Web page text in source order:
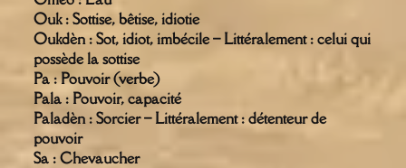
Ouk : Sottise, bêtise, idiotie
Oukdèn : Sot, idiot, imbécile – Littéralement : celui qui
possède la sottise
Pa : Pouvoir (verbe)
Pala : Pouvoir, capacité
Paladèn : Sorcier – Littéralement : détenteur de
pouvoir
Sa : Chevaucher